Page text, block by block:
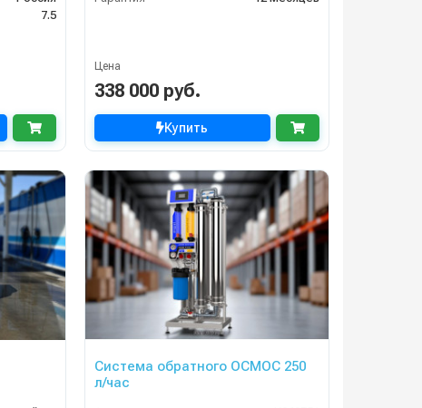
7.5
Цена
338 000 руб.
Купить
Система обратного ОСМОС 250
л/час